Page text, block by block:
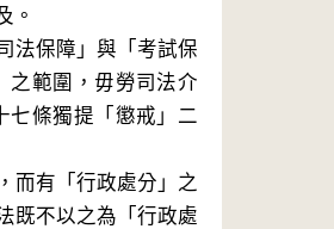
。
法保障」與「考試保
之範圍，毋勞司法介
七條獨提「懲戒」二
而有「行政處分」之
既不以之為「行政處